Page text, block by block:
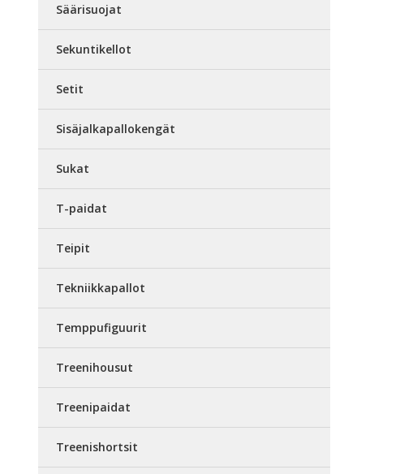
Säärisuojat
Sekuntikellot
Setit
Sisäjalkapallokengät
Sukat
T-paidat
Teipit
Tekniikkapallot
Temppufiguurit
Treenihousut
Treenipaidat
Treenishortsit